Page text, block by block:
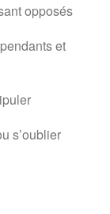
opposés
et
s’oublier